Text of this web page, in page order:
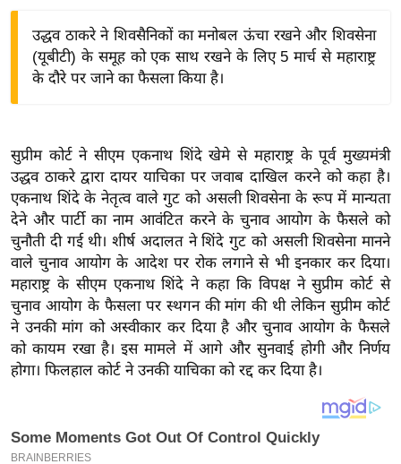
ग
त
वि
शे
ष
ज्ञ
रा
य
ब
ज
ल
उद्धव ठाकरे ने शिवसैनिकों का मनोबल ऊंचा रखने और शिवसेना
(यूबीटी) के समूह को एक साथ रखने के लिए 5 मार्च से महाराष्ट्र
के दौरे पर जाने का फैसला किया है।
सुप्रीम कोर्ट ने सीएम एकनाथ शिंदे खेमे से महाराष्ट्र के पूर्व मुख्यमंत्री
उद्धव ठाकरे द्वारा दायर याचिका पर जवाब दाखिल करने को कहा है।
एकनाथ शिंदे के नेतृत्व वाले गुट को असली शिवसेना के रूप में मान्यता
देने और पार्टी का नाम आवंटित करने के चुनाव आयोग के फैसले को
चुनौती दी गई थी। शीर्ष अदालत ने शिंदे गुट को असली शिवसेना मानने
वाले चुनाव आयोग के आदेश पर रोक लगाने से भी इनकार कर दिया।
महाराष्ट्र के सीएम एकनाथ शिंदे ने कहा कि विपक्ष ने सुप्रीम कोर्ट से
चुनाव आयोग के फैसला पर स्थगन की मांग की थी लेकिन सुप्रीम कोर्ट
ने उनकी मांग को अस्वीकार कर दिया है और चुनाव आयोग के फैसले
को कायम रखा है। इस मामले में आगे और सुनवाई होगी और निर्णय
होगा। फिलहाल कोर्ट ने उनकी याचिका को रद्द कर दिया है।